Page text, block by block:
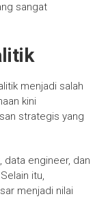
sangat
menjadi salah
kini
strategis yang
engineer, dan
itu,
menjadi nilai